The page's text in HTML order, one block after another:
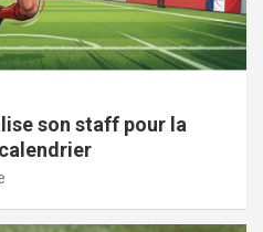
son staff pour la